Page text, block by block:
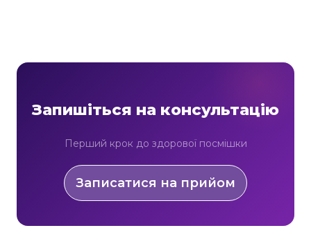
Запишіться на консультацію
Перший крок до здорової посмішки
Записатися на прийом